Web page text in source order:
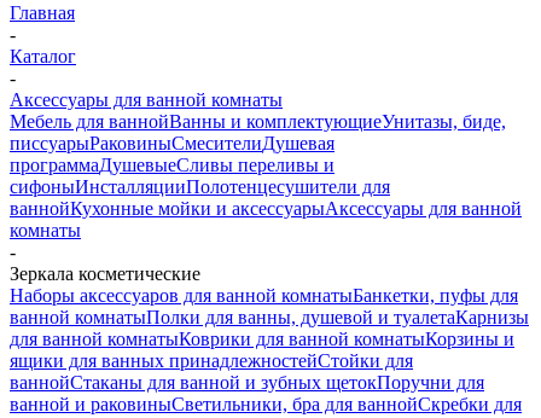
Главная
-
Каталог
-
Аксессуары для ванной комнаты
Мебель для ваннойВанны и комплектующиеУнитазы, биде,
писсуарыРаковиныСмесителиДушевая
программаДушевыеСливы переливы и
сифоныИнсталляцииПолотенцесушители для
ваннойКухонные мойки и аксессуарыАксессуары для ванной
комнаты
-
Зеркала косметические
Наборы аксессуаров для ванной комнатыБанкетки, пуфы для
ванной комнатыПолки для ванны, душевой и туалетаКарнизы
для ванной комнатыКоврики для ванной комнатыКорзины и
ящики для ванных принадлежностейСтойки для
ваннойСтаканы для ванной и зубных щетокПоручни для
ванной и раковиныСветильники, бра для ваннойСкребки для